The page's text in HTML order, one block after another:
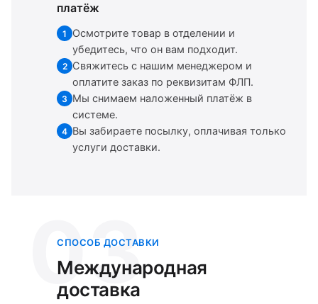
платёж
1
Осмотрите товар в отделении и
убедитесь, что он вам подходит.
2 Свяжитесь с нашим менеджером и
оплатите заказ по реквизитам ФЛП.
3 Мы снимаем наложенный платёж в
системе.
4 Вы забираете посылку, оплачивая только
услуги доставки.
03
СПОСОБ ДОСТАВКИ
Международная
доставка